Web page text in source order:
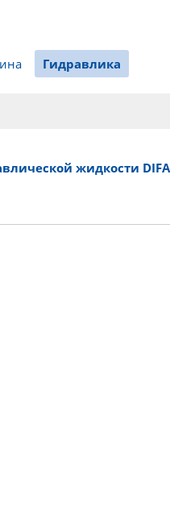
Гидравлика
жидкости